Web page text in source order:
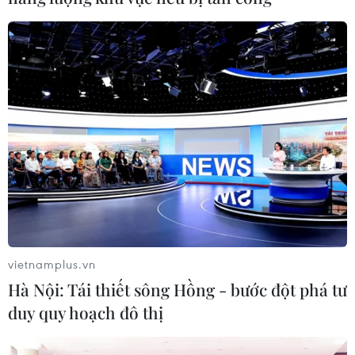
xu Mỹ/lb; kỳ giao hàng tháng 9/2024 là 205,45 xu
Mỹ/lb; kỳ giao hàng tháng 12/2024 là 204,5 xu
Mỹ/lb và kỳ giao hàng tháng 3/2025 là 203,75 xu
Mỹ/lb (1lb = 0,4535kg).
Dự trữ càphê Arabica đã qua phân loại được
chứng nhận nắm giữ trên thị trường New York
được cho là đã tăng 4.755 bao vào ngày 16/5, đạt
mức tồn kho 740.449 bao.
vietnamplus.vn
Hà Nội: Tái thiết sông Hồng - bước đột phá tư
duy quy hoạch đô thị